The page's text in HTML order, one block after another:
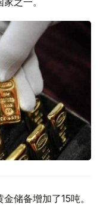
储备增加了15吨。